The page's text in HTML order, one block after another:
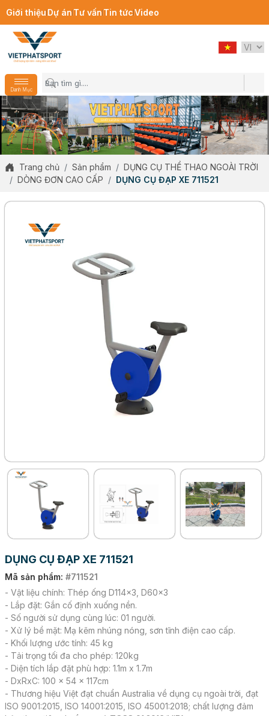
Giới thiệu Dự án Tư vấn Tin tứcVideo
Danh Mục
Trang chủ Sản phẩm
DỤNG CỤ THỂ THAO NGOÀI TRỜI
DÒNG ĐƠN CAO CẤP
DỤNG CỤ ĐẠP XE 711521
DỤNG CỤ ĐẠP XE 711521
Mã sản phẩm: #711521
- Vật liệu chính: Thép ống D114x3, D60x3
- Lắp đặt: Gắn cố định xuống nền.
- Số người sử dụng cùng lúc: 01 người.
- Xử lý bề mặt: Mạ kẽm nhúng nóng, sơn tĩnh điện cao cấp.
- Khối lượng ước tính: 45 kg
- Tải trọng tối đa cho phép: 120kg
- Diện tích lắp đặt phù hợp: 1.1m x 1.7m
- DxRxC: 100 x 54 x 117cm
- Thương hiệu Việt đạt chuẩn Australia về dụng cụ ngoài trời, đạt
ISO 9001:2015, ISO 14001:2015, ISO 45001:2018; chất lượng đảm